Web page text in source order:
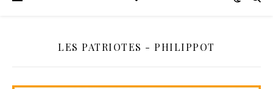
LES PATRIOTES - PHILIPPOT